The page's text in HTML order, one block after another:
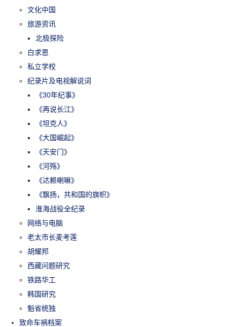
文化中国
旅游资讯
北极探险
白求恩
私立学校
纪录片及电视解说词
《30年纪事》
《再说长江》
《坦克人》
《大国崛起》
《天安门》
《河殇》
《达赖喇嘛》
《飘扬，共和国的旗帜》
淮海战役全纪录
网络与电脑
老太市长麦考莲
胡耀邦
西藏问题研究
铁路华工
韩国研究
魁省统独
致命车祸档案